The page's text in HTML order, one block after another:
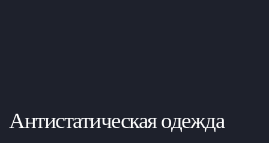
Антистатическая одежда